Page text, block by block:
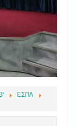
ΕΣΠΑ